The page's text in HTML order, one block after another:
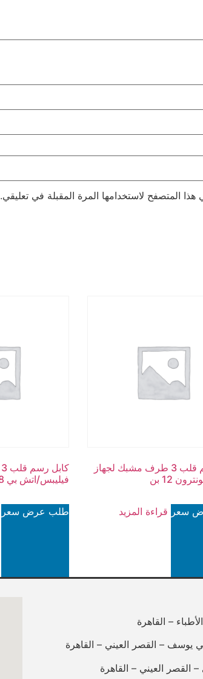
المتصفح لاستخدامها المرة المقبلة في تعليقي.
كابل رسم قلب 3 طرف مشبك لجهاز
12 بن
سعر قراءة المزيد
فيليبس/اتش بي 8 بن كودماستر
طلب عرض سعر